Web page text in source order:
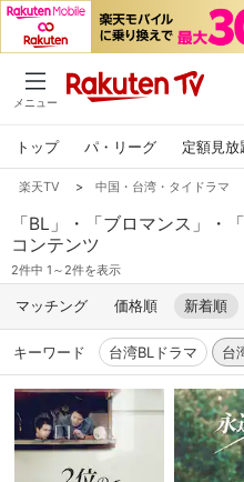
メニュー
トップ パ・リーグ 定額見放
楽天TV > 中国・台湾・タイドラマ
「BL」・「ブロマンス」・
コンテンツ
2件中 1～2件を表示
マッチング 価格順 新着順
キーワード 台湾BLドラマ 台